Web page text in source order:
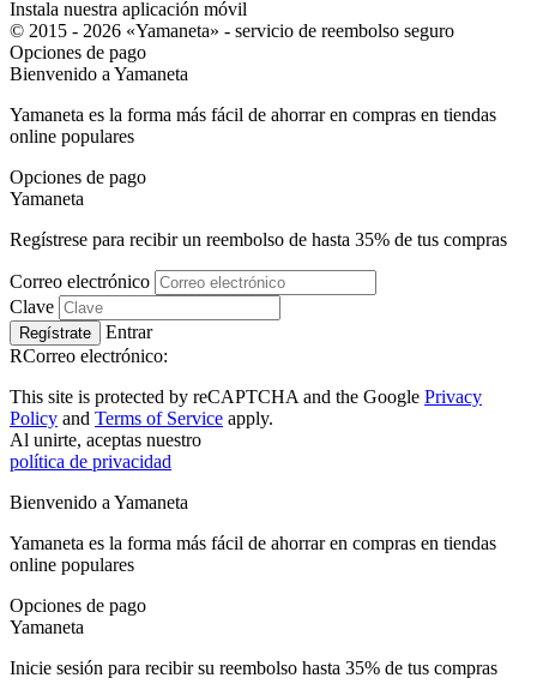
Instala nuestra aplicación móvil
© 2015 - 2026 «Yamaneta» - servicio de reembolso seguro
Opciones de pago
Bienvenido a Yamaneta
Yamaneta es la forma más fácil de ahorrar en compras en tiendas
online populares
Opciones de pago
Yamaneta
Regístrese para recibir un reembolso de hasta 35% de tus compras
Correo electrónico
Clave
Regístrate
Entrar
RCorreo electrónico:
This site is protected by reCAPTCHA and the Google Privacy
Policy and Terms of Service apply.
Al unirte, aceptas nuestro
política de privacidad
Bienvenido a Yamaneta
Yamaneta es la forma más fácil de ahorrar en compras en tiendas
online populares
Opciones de pago
Yamaneta
Inicie sesión para recibir su reembolso hasta 35% de tus compras